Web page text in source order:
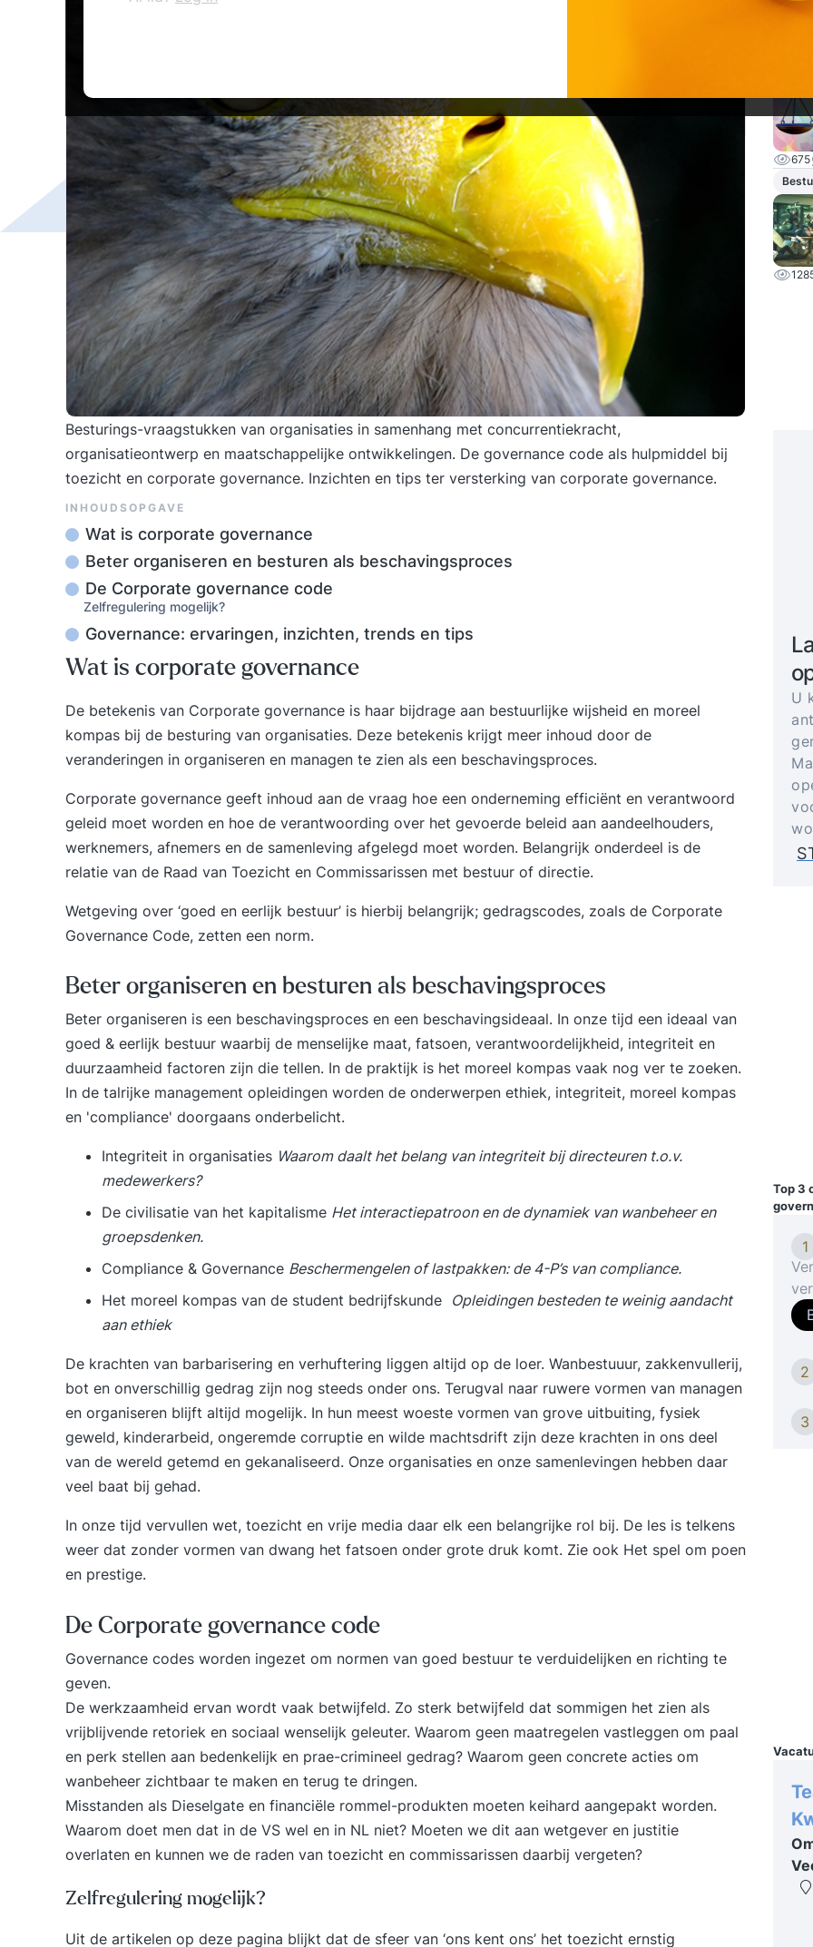
Besturings-vraagstukken van organisaties in samenhang met concurrentiekracht,
organisatieontwerp en maatschappelijke ontwikkelingen. De governance code als hulpmiddel bij
toezicht en corporate governance. Inzichten en tips ter versterking van corporate governance.
INHOUDSOPGAVE
Wat is corporate governance
Beter organiseren en besturen als beschavingsproces
De Corporate governance code
Zelfregulering mogelijk?
Governance: ervaringen, inzichten, trends en tips
Wat is corporate governance
De betekenis van Corporate governance is haar bijdrage aan bestuurlijke wijsheid en moreel
kompas bij de besturing van organisaties. Deze betekenis krijgt meer inhoud door de
veranderingen in organiseren en managen te zien als een beschavingsproces.
Corporate governance geeft inhoud aan de vraag hoe een onderneming efficiënt en verantwoord
geleid moet worden en hoe de verantwoording over het gevoerde beleid aan aandeelhouders,
werknemers, afnemers en de samenleving afgelegd moet worden. Belangrijk onderdeel is de
relatie van de Raad van Toezicht en Commissarissen met bestuur of directie.
Wetgeving over ‘goed en eerlijk bestuur’ is hierbij belangrijk; gedragscodes, zoals de Corporate
Governance Code, zetten een norm.
Beter organiseren en besturen als beschavingsproces
Beter organiseren is een beschavingsproces en een beschavingsideaal. In onze tijd een ideaal van
goed & eerlijk bestuur waarbij de menselijke maat, fatsoen, verantwoordelijkheid, integriteit en
duurzaamheid factoren zijn die tellen. In de praktijk is het moreel kompas vaak nog ver te zoeken.
In de talrijke management opleidingen worden de onderwerpen ethiek, integriteit, moreel kompas
en 'compliance' doorgaans onderbelicht.
Integriteit in organisaties Waarom daalt het belang van integriteit bij directeuren t.o.v.
medewerkers?
De civilisatie van het kapitalisme Het interactiepatroon en de dynamiek van wanbeheer en
groepsdenken.
Compliance & Governance Beschermengelen of lastpakken: de 4-P’s van compliance.
Het moreel kompas van de student bedrijfskunde Opleidingen besteden te weinig aandacht
aan ethiek
De krachten van barbarisering en verhuftering liggen altijd op de loer. Wanbestuuur, zakkenvullerij,
bot en onverschillig gedrag zijn nog steeds onder ons. Terugval naar ruwere vormen van managen
en organiseren blijft altijd mogelijk. In hun meest woeste vormen van grove uitbuiting, fysiek
geweld, kinderarbeid, ongeremde corruptie en wilde machtsdrift zijn deze krachten in ons deel
van de wereld getemd en gekanaliseerd. Onze organisaties en onze samenlevingen hebben daar
veel baat bij gehad.
In onze tijd vervullen wet, toezicht en vrije media daar elk een belangrijke rol bij. De les is telkens
weer dat zonder vormen van dwang het fatsoen onder grote druk komt. Zie ook Het spel om poen
en prestige.
De Corporate governance code
Governance codes worden ingezet om normen van goed bestuur te verduidelijken en richting te
geven.
De werkzaamheid ervan wordt vaak betwijfeld. Zo sterk betwijfeld dat sommigen het zien als
vrijblijvende retoriek en sociaal wenselijk geleuter. Waarom geen maatregelen vastleggen om paal
en perk stellen aan bedenkelijk en prae-crimineel gedrag? Waarom geen concrete acties om
wanbeheer zichtbaar te maken en terug te dringen.
Misstanden als Dieselgate en financiële rommel-produkten moeten keihard aangepakt worden.
Waarom doet men dat in de VS wel en in NL niet? Moeten we dit aan wetgever en justitie
overlaten en kunnen we de raden van toezicht en commissarissen daarbij vergeten?
Zelfregulering mogelijk?
Uit de artikelen op deze pagina blijkt dat de sfeer van ‘ons kent ons’ het toezicht ernstig
675
U
Top 3
1
of
2
3